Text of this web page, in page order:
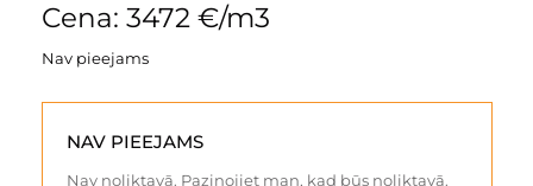
Cena: 3472 €/m3
Nav pieejams
NAV PIEEJAMS
Nav noliktavā. Paziņojiet man, kad būs noliktavā.